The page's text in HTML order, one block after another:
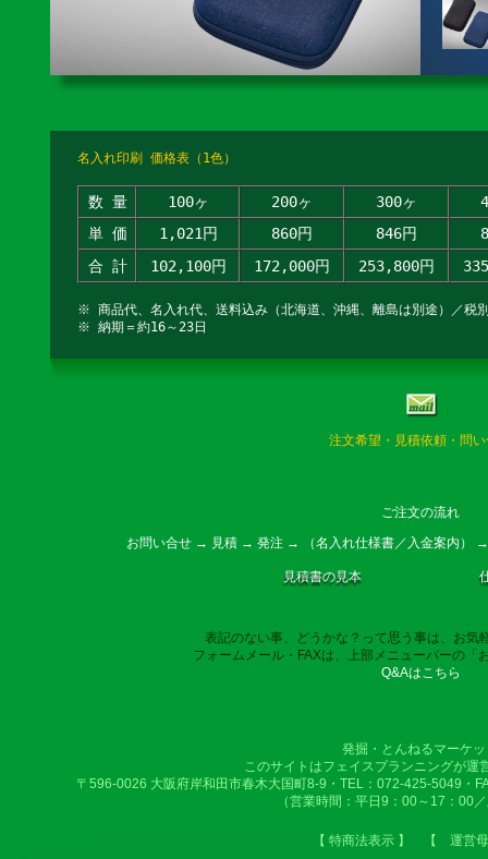
名入れ印刷 価格表（1色）
数 量 100ヶ 200ヶ 300ヶ
単 価
1,021円 860円 846円
合 計
102,100円 172,000円 253,800円
※ 商品代、名入れ代、送料込み（北海道、沖縄、離島は別途）／税
※ 納期＝約16～23日
注文希望・見積依頼・問
ご注文の流れ
お問い合せ → 見積 → 発注 → （名入れ仕様書／入金案内）
見積書の見本
表記のない事、どうかな？って思う事は、お気
フォームメール・FAXは、上部メニューバーの「
Q&Aはこちら
発掘・とんねるマーケ
このサイトはフェイスプランニングが運
〒596-0026 大阪府岸和田市春木大国町8-9・TEL：072-425-5049・
（営業時間：平日9：00～17：00
【 特商法表示 】 【 運営